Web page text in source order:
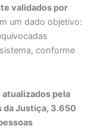
validados por
um dado objetivo:
conforme
atualizados pela
da Justiça, 3.650